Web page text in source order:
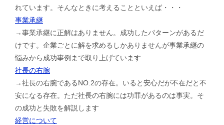
れています。そんなときに考えることといえば・・・
事業承継
→事業承継に正解はありません。成功したパターンがあるだ
けです。企業ごとに解を求めるしかありませんが事業承継の
悩みから成功事例まで取り上げています
社長の右腕
→社長の右腕であるNO.2の存在。いると安心だが不在だと不
安になる存在。ただ社長の右腕には功罪があるのは事実。そ
の成功と失敗を解説します
経営について